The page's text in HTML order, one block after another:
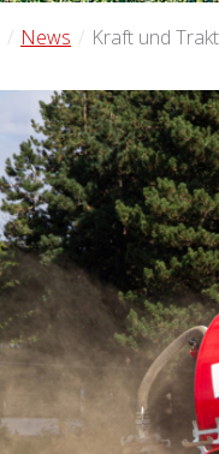
News Kraft und